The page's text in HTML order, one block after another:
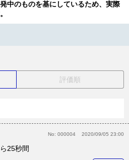
中のものを基にしているため、実際
評価順
No: 000004 2020/09/05 23:00
25秒間